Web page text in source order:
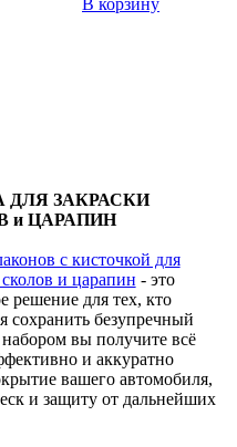
В корзину
ДЛЯ ЗАКРАСКИ
и ЦАРАПИН
с кисточкой для
сколов и царапин - это
решение для тех, кто
сохранить безупречный
вы получите всё
и аккуратно
вашего автомобиля,
и защиту от дальнейших